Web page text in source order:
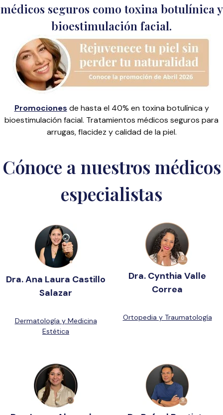
médicos seguros como toxina botulínica y
bioestimulación facial.
Promociones de hasta el 40% en toxina botulínica y
bioestimulación facial. Tratamientos médicos seguros para
arrugas, flacidez y calidad de la piel.
Cónoce a nuestros médicos
especialistas
Dra. Ana Laura Castillo
Salazar
Dermatología y Medicina
Estética
Dra. Cynthia Valle
Correa
Ortopedia y Traumatología